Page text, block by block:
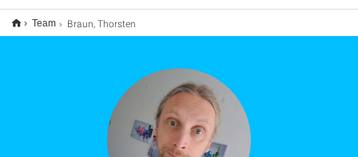
Team Braun, Thorsten